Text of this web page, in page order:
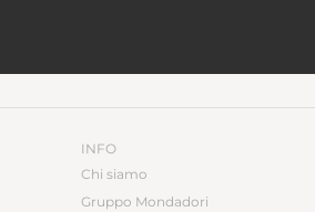
INFO
Chi siamo
Gruppo Mondadori